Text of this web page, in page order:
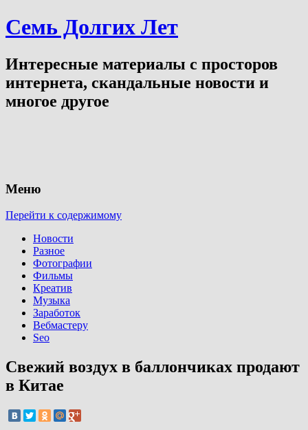
Семь Долгих Лет
Интересные материалы с просторов
интернета, скандальные новости и
многое другое
Меню
Перейти к содержимому
Новости
Разное
Фотографии
Фильмы
Креатив
Музыка
Заработок
Вебмастеру
Seo
Свежий воздух в баллончиках продают
в Китае